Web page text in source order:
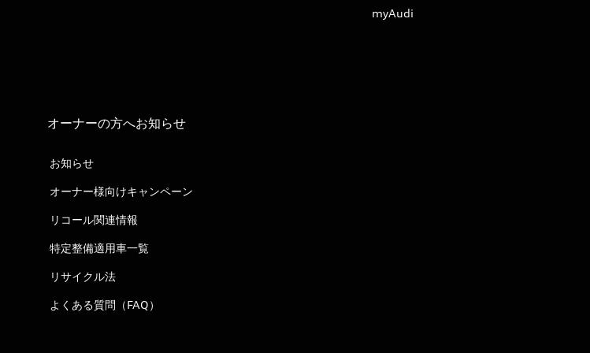
myAudi
オーナーの方へお知らせ
お知らせ
オーナー様向けキャンペーン
リコール関連情報
特定整備適用車一覧
リサイクル法
よくある質問（FAQ）